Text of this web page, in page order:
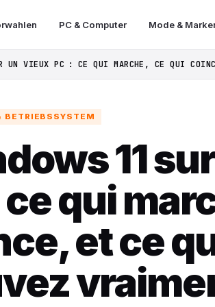
PC & Computer Mode &
UN VIEUX PC : CE QUI MARCHE, CE QUI
BETRIEBSSYSTEM
11
ce qui
et ce